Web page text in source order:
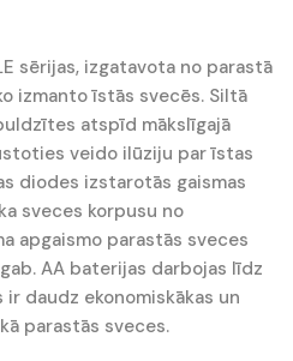
sērijas, izgatavota no parastā
izmanto īstās svecēs. Siltā
atspīd mākslīgajā
veido ilūziju par īstas
diodes izstarotās gaismas
sveces korpusu no
apgaismo parastās sveces
AA baterijas darbojas līdz
daudz ekonomiskākas un
parastās sveces.